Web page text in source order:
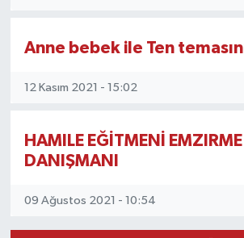
Anne bebek ile Ten
12 Kasım 2021 - 15:02
HAMILE EĞİTMENİ EMZIRME
DANIŞMANI
09 Ağustos 2021 - 10:54